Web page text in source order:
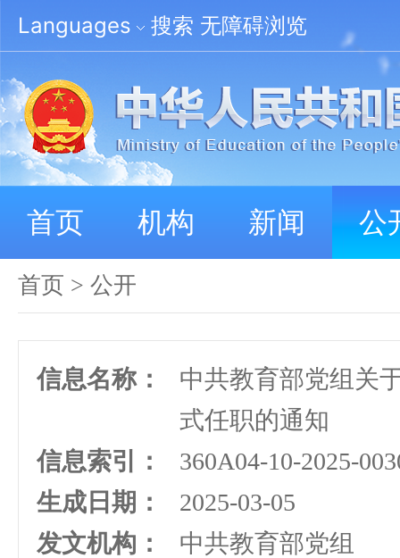
Languages 搜索 无障碍浏览
首页 机构 新闻 公
首页 > 公开
信息名称：
中共教育部党组关
式任职的通知
信息索引：
360A04-10-2025-
生成日期：
2025-03-05
发文机构：
中共教育部党组